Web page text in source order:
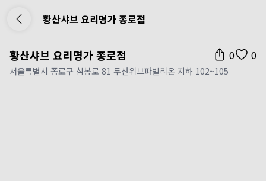
황산샤브 요리명가 종로점
황산샤브 요리명가 종로점 0 0
서울특별시 종로구 삼봉로 81 두산위브파빌리온 지하 102~105